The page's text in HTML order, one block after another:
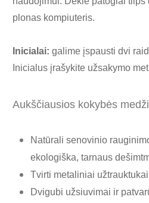
plonas kompiuteris.
Inicialai: galime įspausti dvi
Inicialus įrašykite užsakymo
Aukščiausios kokybės
Natūrali senovinio
ekologiška, tarnaus
Tvirti metaliniai
Dvigubi užsiuvimai ir